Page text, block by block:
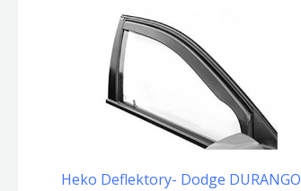
Heko Deflektory- Dodge DURANGO